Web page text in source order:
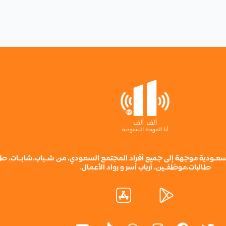
سعـودية موجهة إلى جميع أفراد المجتمع السعودي، من شــباب،شابــات،
طالبات،موظفــين، أرباب أسر و رواد الأعمال.